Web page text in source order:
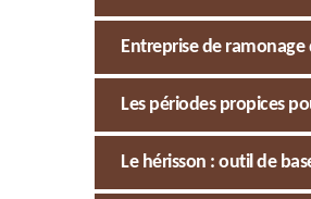
Entreprise de ramonage
Les périodes propices
Le hérisson : outil de